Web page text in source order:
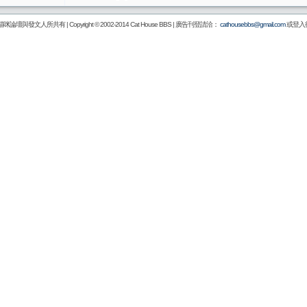
咪論壇與發文人所共有 | Copyright © 2002-2014Cat House BBS| 廣告刊登請洽： cathousebbs@gmail.com或登入